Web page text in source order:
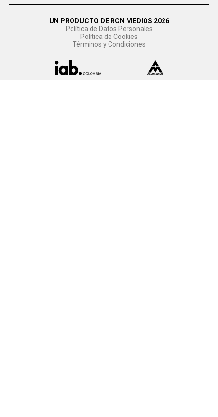
UN PRODUCTO DE RCN MEDIOS 2026
Política de Datos Personales
Política de Cookies
Términos y Condiciones